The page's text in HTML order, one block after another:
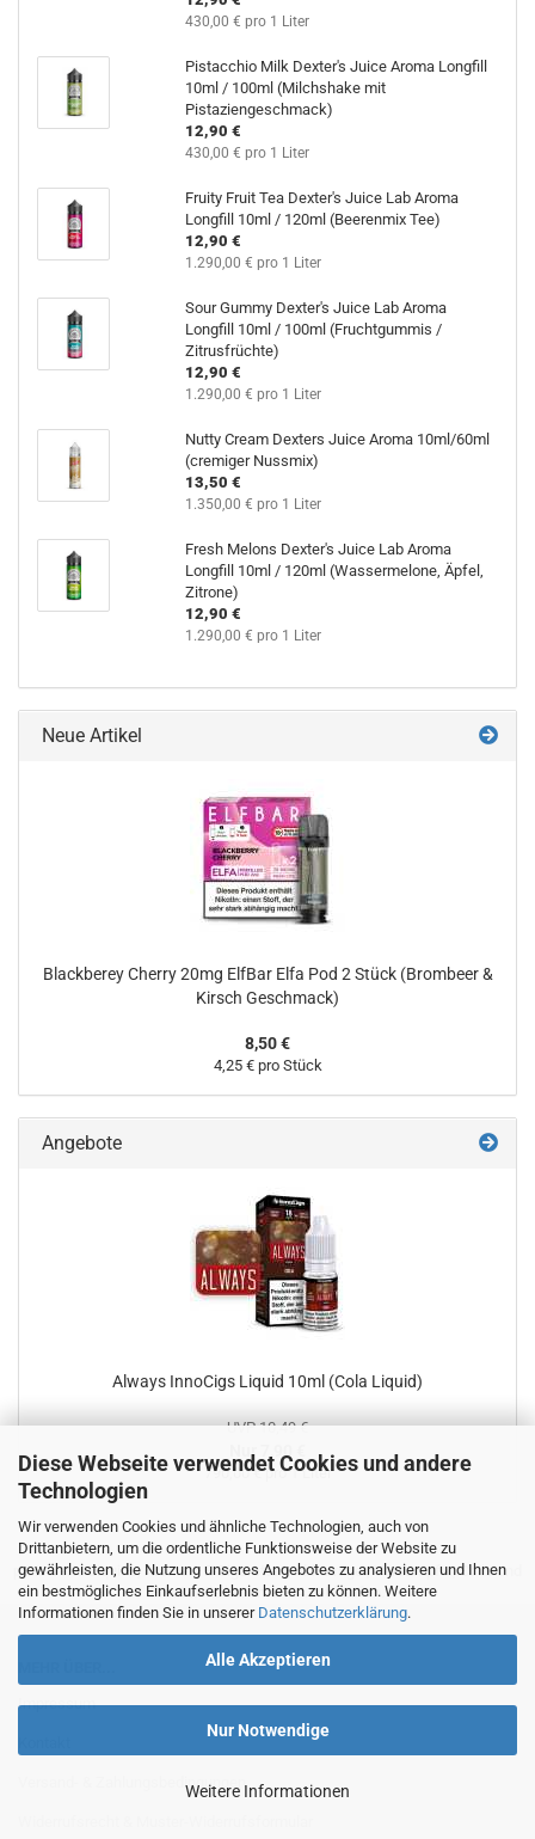
Diese Webseite verwendet Cookies und andere
Technologien
Wir verwenden Cookies und ähnliche Technologien, auch von
Drittanbietern, um die ordentliche Funktionsweise der Website zu
gewährleisten, die Nutzung unseres Angebotes zu analysieren und Ihnen
ein bestmögliches Einkaufserlebnis bieten zu können. Weitere
Informationen finden Sie in unserer Datenschutzerklärung.
Alle Akzeptieren
Nur Notwendige
Weitere Informationen
430,00 € pro 1 Liter
Pistacchio Milk Dexter's Juice Aroma Longfill
10ml / 100ml (Milchshake mit
Pistaziengeschmack)
12,90 €
430,00 € pro 1 Liter
Fruity Fruit Tea Dexter's Juice Lab Aroma
Longfill 10ml / 120ml (Beerenmix Tee)
12,90 €
1.290,00 € pro 1 Liter
Sour Gummy Dexter's Juice Lab Aroma
Longfill 10ml / 100ml (Fruchtgummis /
Zitrusfrüchte)
12,90 €
1.290,00 € pro 1 Liter
Nutty Cream Dexters Juice Aroma 10ml/60ml
(cremiger Nussmix)
13,50 €
1.350,00 € pro 1 Liter
Fresh Melons Dexter's Juice Lab Aroma
Longfill 10ml / 120ml (Wassermelone, Äpfel,
Zitrone)
12,90 €
1.290,00 € pro 1 Liter
Neue Artikel
Blackberey Cherry 20mg ElfBar Elfa Pod 2 Stück (Brombeer &
Kirsch Geschmack)
8,50 €
4,25 € pro Stück
Angebote
Always InnoCigs Liquid 10ml (Cola Liquid)
UVP 10,49 €
Nur 7,90 €
790,00 € pro 1 Liter
preiswerte Liquids, Aromen, E-Zigaretten, Akkuträger, Verdampfer, Coils und
Ersatzteile bei smart24.net kaufen.
Impressum
Versand- & Zahlungsbedingungen